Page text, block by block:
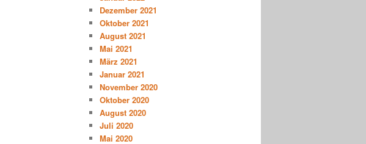
Dezember 2021
Oktober 2021
August 2021
Mai 2021
März 2021
Januar 2021
November 2020
Oktober 2020
August 2020
Juli 2020
Mai 2020